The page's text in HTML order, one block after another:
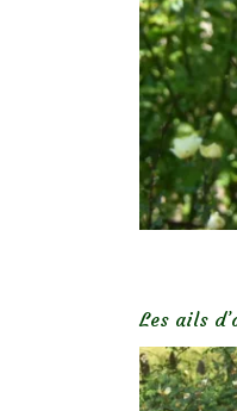
Les ails